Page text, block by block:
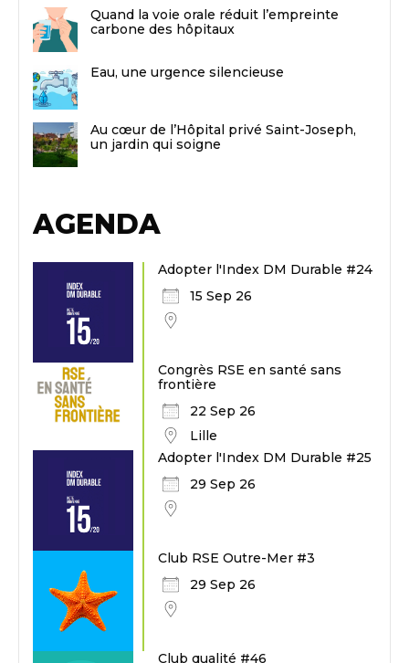
Quand la voie orale réduit l’empreinte
carbone des hôpitaux
Eau, une urgence silencieuse
Au cœur de l’Hôpital privé Saint-Joseph,
un jardin qui soigne
AGENDA
Adopter l'Index DM Durable #24
15 Sep 26
Congrès RSE en santé sans
frontière
22 Sep 26
Lille
Adopter l'Index DM Durable #25
29 Sep 26
Club RSE Outre-Mer #3
29 Sep 26
Club qualité #46